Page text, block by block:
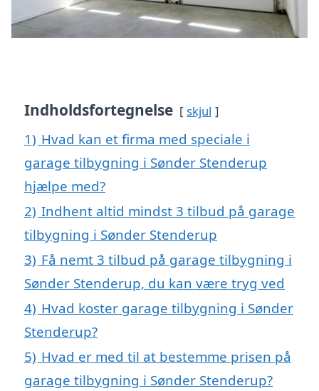
Indholdsfortegnelse skjul
1) Hvad kan et firma med speciale i
garage tilbygning i Sønder Stenderup
hjælpe med?
2) Indhent altid mindst 3 tilbud på garage
tilbygning i Sønder Stenderup
3) Få nemt 3 tilbud på garage tilbygning i
Sønder Stenderup, du kan være tryg ved
4) Hvad koster garage tilbygning i Sønder
Stenderup?
5) Hvad er med til at bestemme prisen på
garage tilbygning i Sønder Stenderup?